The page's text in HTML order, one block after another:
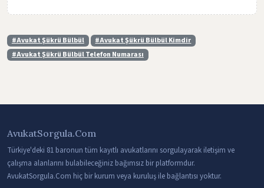
#Avukat Şükrü Bülbül
#Avukat Şükrü Bülbül Kimdir
#Avukat Şükrü Bülbül Telefon Numarası
AvukatSorgula.Com
Türkiye'deki 81 baronun tüm kayıtlı avukatlarını sorgulayarak iletişim ve
çalışma alanlarını bulabileceğiniz bağımsız bir platformdur.
AvukatSorgula.Com hiç bir kurum veya kuruluş ile bağlantısı yoktur.